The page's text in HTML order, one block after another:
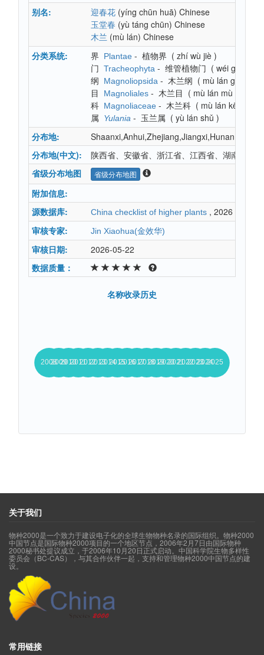
别名:
迎春花 (yíng chūn huā) Chinese
玉堂春 (yù táng chūn) Chinese
木兰 (mù lán) Chinese
分类系统:
界 Plantae - 植物界 ( zhí wù jiè )
门 Tracheophyta - 维管植物门 ( wéi guǎn
纲
Magnoliopsida - 木兰纲 ( mù lán gāng
目
Magnoliales - 木兰目 ( mù lán mù
科 Magnoliaceae - 木兰科 ( mù lán kē
属
Yulania - 玉兰属 ( yù lán shǔ )
分布地:
分布地(中文):
陕西省、安徽省、浙江省、江西省、湖南省、
省级分布地图
省级分布地图
附加信息:
源数据库:
China checklist of higher plants , 2026
审核专家:
Jin Xiaohua(金效华)
审核日期:
2026-05-22
数据质量：
名称收录历史
关于我们
物种2000是一个致力于建设电子化的全球生物物种名录的国际组织。物种2000
中国节点是国际物种2000项目的一个地区节点，2006年2月7日由国际物种
2000秘书处提议成立，于2006年10月20日正式启动。中国科学院生物多样性
委员会（BC-CAS），与其合作伙伴一起，支持和管理物种2000中国节点的建
设。
常用链接